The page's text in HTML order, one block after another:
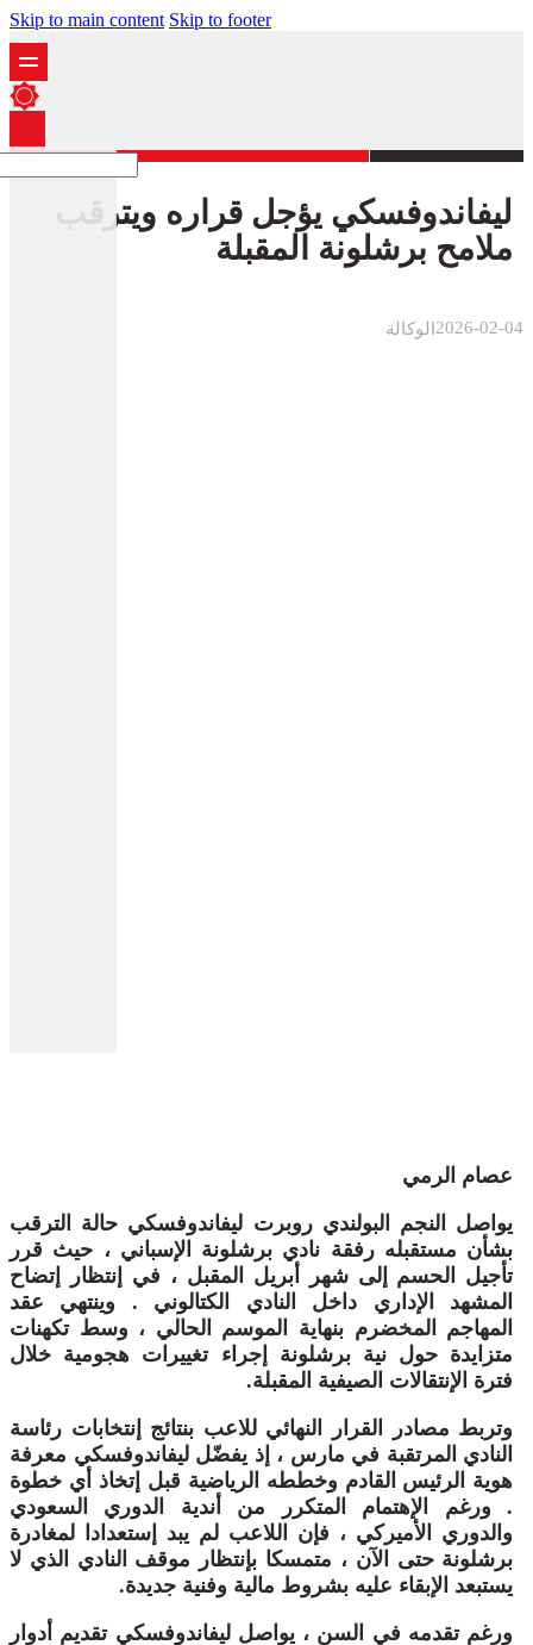
Skip to main content Skip to footer
ليفاندوفسكي يؤجل قراره ويترقب
ملامح برشلونة المقبلة
الوكالة 2026-02-04
عصام الرمي
يواصل النجم البولندي روبرت ليفاندوفسكي حالة الترقب
بشأن مستقبله رفقة نادي برشلونة الإسباني ، حيث قرر
تأجيل الحسم إلى شهر أبريل المقبل ، في إنتظار إتضاح
المشهد الإداري داخل النادي الكتالوني . وينتهي عقد
المهاجم المخضرم بنهاية الموسم الحالي ، وسط تكهنات
متزايدة حول نية برشلونة إجراء تغييرات هجومية خلال
فترة الإنتقالات الصيفية المقبلة.
وتربط مصادر القرار النهائي للاعب بنتائج إنتخابات رئاسة
النادي المرتقبة في مارس ، إذ يفضّل ليفاندوفسكي معرفة
هوية الرئيس القادم وخططه الرياضية قبل إتخاذ أي خطوة
. ورغم الإهتمام المتكرر من أندية الدوري السعودي
والدوري الأميركي ، فإن اللاعب لم يبد إستعدادا لمغادرة
برشلونة حتى الآن ، متمسكا بإنتظار موقف النادي الذي لا
يستبعد الإبقاء عليه بشروط مالية وفنية جديدة.
ورغم تقدمه في السن ، يواصل ليفاندوفسكي تقديم أدوار